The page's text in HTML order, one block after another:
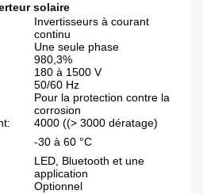
solaire
Invertisseurs à courant
continu
Une seule phase
980,3%
180 à 1500 V
50/60 Hz
Pour la protection contre la
corrosion
4000 ((> 3000 dératage)
-30 à 60 °C
LED, Bluetooth et une
application
Optionnel